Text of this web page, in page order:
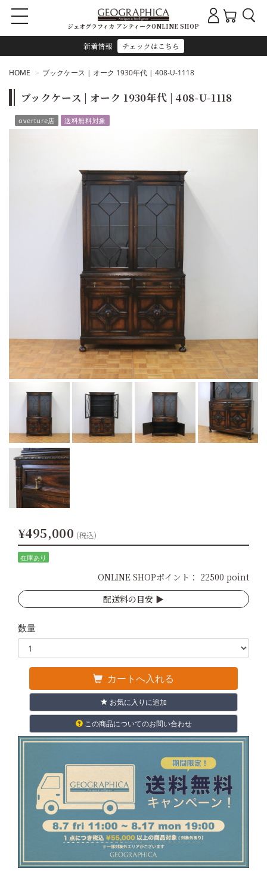
新着情報 チェックはこちら
ジェオグラフィカ アンティークONLINE SHOP
HOME ブックケース | オーク 1930年代 | 408-U-1118
ブックケース | オーク 1930年代 | 408-U-1118
overture店 送料無料対象
¥495,000 (税込)
在庫あり
ONLINE SHOPポイント： 22500 point
配送料の目安 ▶︎
数量
カートへ入れる
お気に入りに追加
この商品についてのお問い合わせ